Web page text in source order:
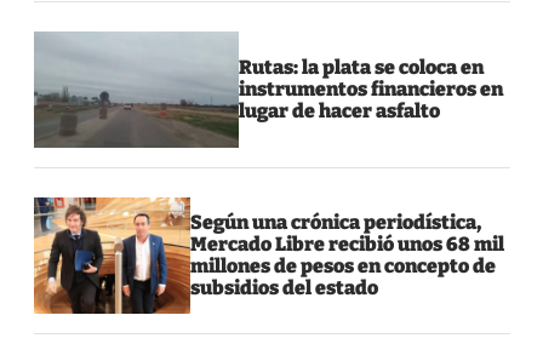
Rutas: la plata se coloca en
instrumentos financieros en
lugar de hacer asfalto
Según una crónica periodística,
Mercado Libre recibió unos 68 mil
millones de pesos en concepto de
subsidios del estado